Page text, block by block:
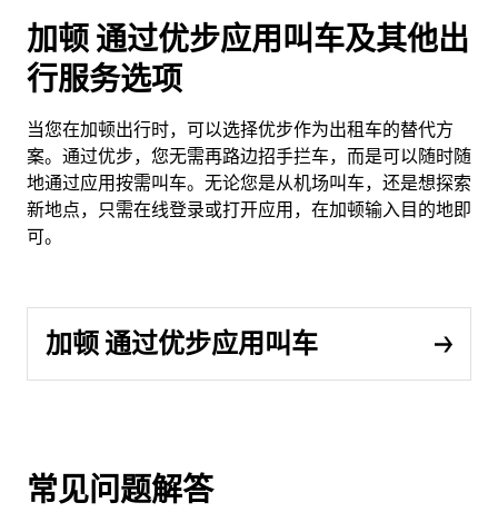
加顿 通过优步应用叫车及其他出
行服务选项
当您在加顿出行时，可以选择优步作为出租车的替代方
案。通过优步，您无需再路边招手拦车，而是可以随时随
地通过应用按需叫车。无论您是从机场叫车，还是想探索
新地点，只需在线登录或打开应用，在加顿输入目的地即
可。
加顿 通过优步应用叫车
常见问题解答